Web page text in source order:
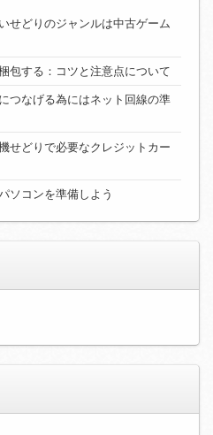
せどりのジャンルは中古ゲーム
包する：コツと注意点について
つなげる為にはネット回線の準
せどりで必要なクレジットカー
ソコンを準備しよう